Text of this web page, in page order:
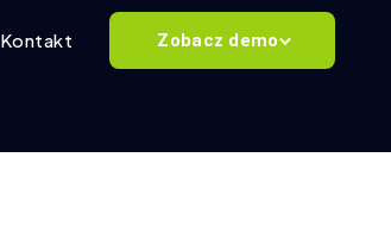
Kontakt Zobacz demo